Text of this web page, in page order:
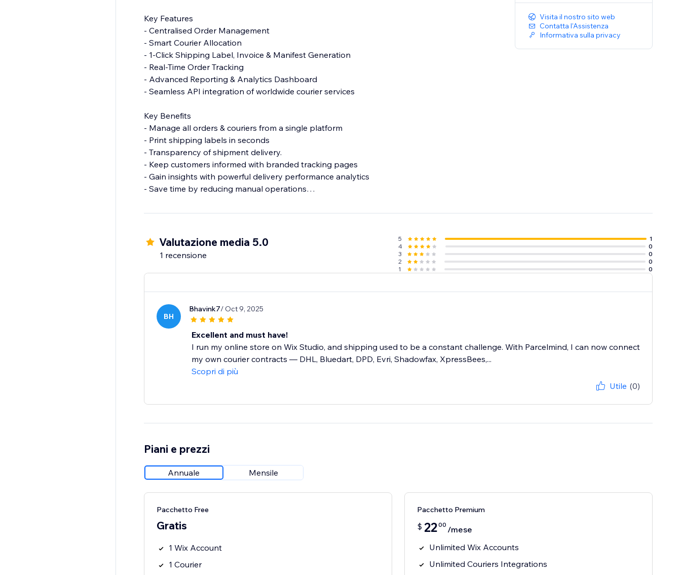
Key Features
- Centralised Order Management
- Smart Courier Allocation
- 1-Click Shipping Label, Invoice & Manifest Generation
- Real-Time Order Tracking
- Advanced Reporting & Analytics Dashboard
- Seamless API integration of worldwide courier services
Key Benefits
- Manage all orders & couriers from a single platform
- Print shipping labels in seconds
- Transparency of shipment delivery.
- Keep customers informed with branded tracking pages
- Gain insights with powerful delivery performance analytics
- Save time by reducing manual operations
Bluedart Integration,Ekart Integration, Xpressbees Integration, DTDC Integration, Aramex
Integration, DPD Integration, Evri Integration, Bombino Integration, GLS Integration, La Poste
Integration, UPS Integration, Royalmail Integration, Seur Integration, Shadowfax
Visita il nostro sito web
Contatta l'Assistenza
Informativa sulla privacy
Valutazione media 5.0
1 recensione
5
1
4
0
3
0
2
0
1
0
BH
Bhavink7/ Oct 9, 2025
Excellent and must have!
I run my online store on Wix Studio, and shipping used to be a constant challenge. With Parcelmind, I can now connect
my own courier contracts — DHL, Bluedart, DPD, Evri, Shadowfax, XpressBees,...
Scopri di più
Utile (0)
Piani e prezzi
Annuale Mensile
Pacchetto Free
Gratis
1 Wix Account
1 Courier
Pacchetto Premium
$ 2200 /mese
Unlimited Wix Accounts
Unlimited Couriers Integrations